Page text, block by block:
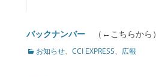
バックナンバー （←こちらから）
カ お知らせ、 CCI EXPRESS、 広報